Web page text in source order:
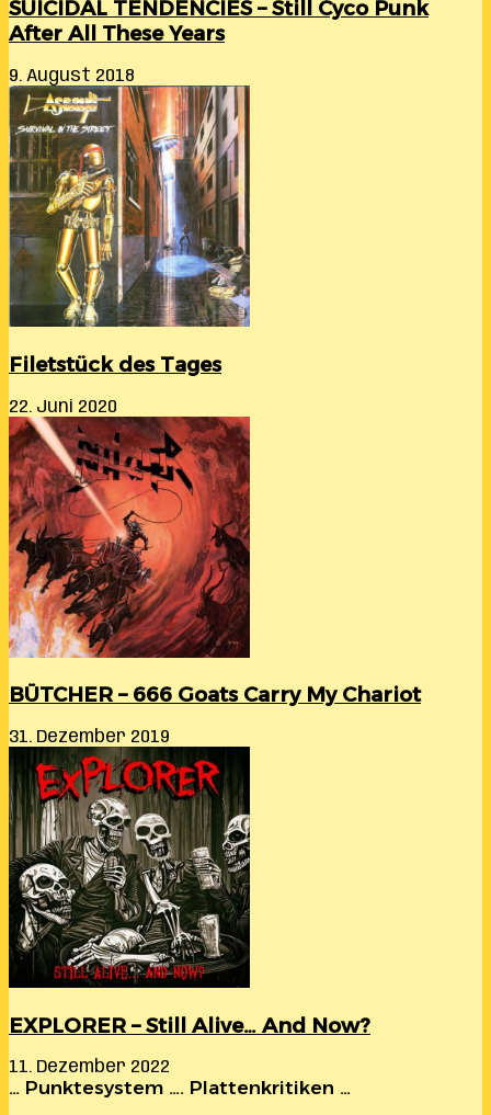
SUICIDAL TENDENCIES – Still Cyco Punk
After All These Years
9. August 2018
Filetstück des Tages
22. Juni 2020
BÜTCHER – 666 Goats Carry My Chariot
31. Dezember 2019
EXPLORER – Still Alive… And Now?
11. Dezember 2022
… Punktesystem …. Plattenkritiken …